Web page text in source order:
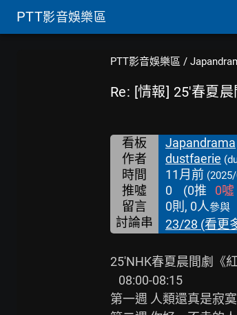
PTT影音娛樂區
PTT影音娛樂區 /
Re: [情報] 25'春夏
看板 Japandrama
作者 dustfaerie
時間 11月前
推噓 0 (0推 0噓
留言
0則, 0人參與
討論串 23/28 (看更
25'NHK春夏晨間劇《
第一週 人類還真是寂